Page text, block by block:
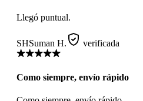
Llegó puntual.
SHSuman H. verificada
Como siempre, envío rápido